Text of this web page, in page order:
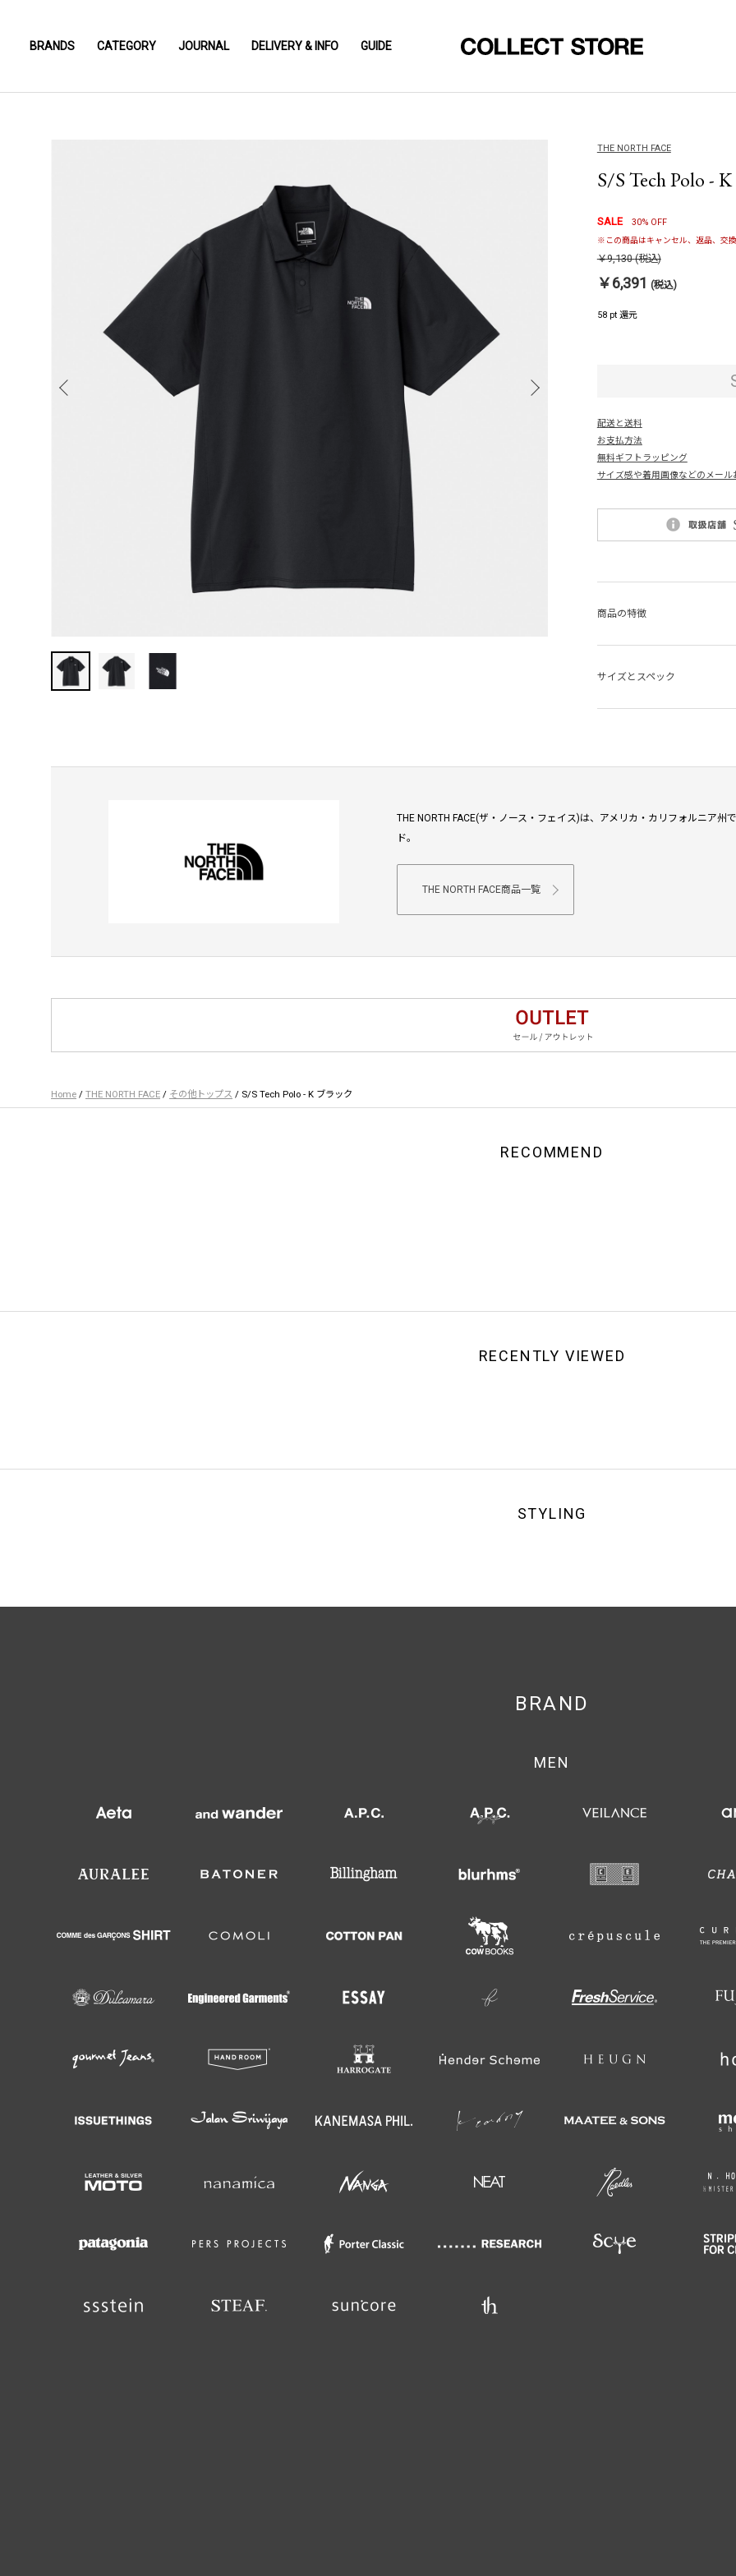
BRANDS CATEGORY JOURNAL DELIVERY & INFO GUIDE
THE NORTH FACE
S/S Tech Polo -
SALE 30% OFF
※この商品はキャンセル、返品、交
￥9,130(税込)
￥6,391 (税込)
58 pt 還元
配送と送料
お支払方法
無料ギフトラッピング
サイズ感や着用画像などのメール
商品の特徴
サイズとスペック
THE NORTH FACE(ザ・ノース・フェイス)は、アメリカ・カリフォルニア
ド。
THE NORTH FACE商品一覧
Home / THE NORTH FACE / その他トップス / S/S Tech Polo - K ブラック
RECOMMEND
RECENTLY VIEWED
STYLING
BRAND
MEN